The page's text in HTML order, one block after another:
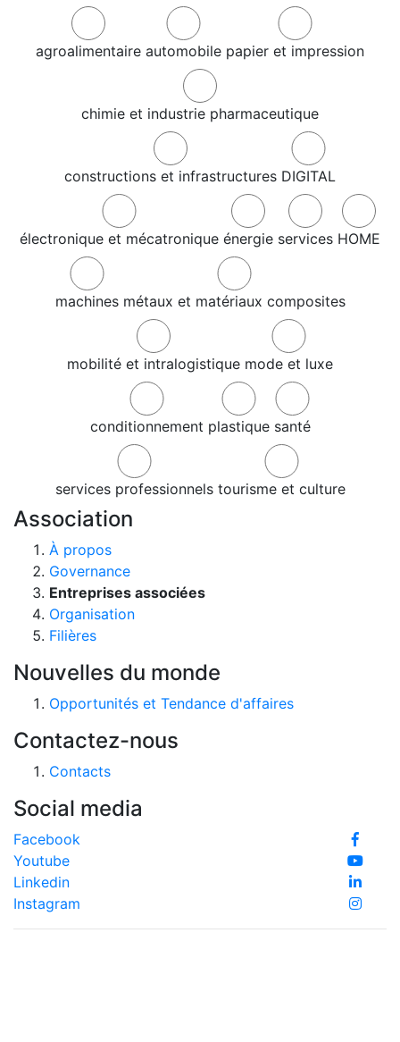
agroalimentaire automobile papier et impression
chimie et industrie pharmaceutique
constructions et infrastructures DIGITAL
électronique et mécatronique énergie services HOME
machines métaux et matériaux composites
mobilité et intralogistique mode et luxe
conditionnement plastique santé
services professionnels tourisme et culture
Association
À propos
Governance
Entreprises associées
Organisation
Filières
Nouvelles du monde
Opportunités et Tendance d'affaires
Contactez-nous
Contacts
Social media
Facebook
Youtube
Linkedin
Instagram